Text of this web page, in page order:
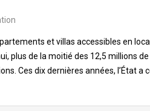
et villas accessibles en
plus de la moitié des 12,5 millions
Ces dix dernières années, l’État a